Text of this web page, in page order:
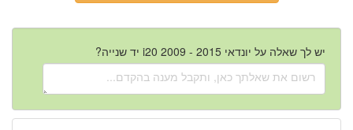
יש לך שאלה על יונדאי i20 2009 - 2015 יד שנייה?